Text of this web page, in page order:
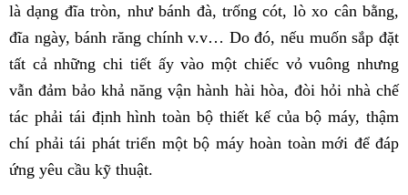
là dạng đĩa tròn, như bánh đà, trống cót, lò xo cân bằng,
đĩa ngày, bánh răng chính v.v… Do đó, nếu muốn sắp đặt
tất cả những chi tiết ấy vào một chiếc vỏ vuông nhưng
vẫn đảm bảo khả năng vận hành hài hòa, đòi hỏi nhà chế
tác phải tái định hình toàn bộ thiết kế của bộ máy, thậm
chí phải tái phát triển một bộ máy hoàn toàn mới để đáp
ứng yêu cầu kỹ thuật.